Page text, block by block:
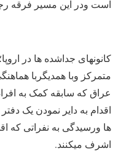
است ودر این مسیر فرقه
کانونهای جداشده ها در
متمرکز وبا همدیگربا
عراق که سابقه کمک به
اقدام به دایر نمودن یک
ها ورسیدگی به نفراتی که
اشرف میکنند.